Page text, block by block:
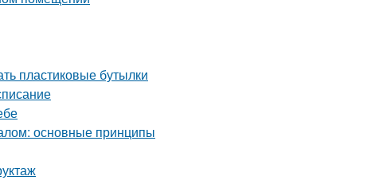
пластиковые бутылки
основные принципы